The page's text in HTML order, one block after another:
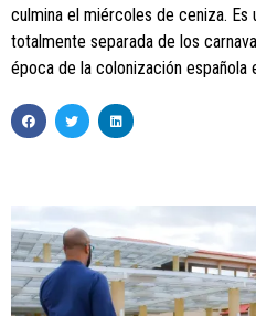
culmina el miércoles de ceniza. Es
totalmente separada de los
época de la colonización española